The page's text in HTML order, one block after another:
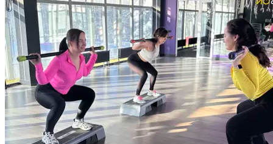
Подготовленные спортсмены могут выполнять несколько
циклов за одну тренировку, новичкам может хватить одного
цикла. В протокол Табата можно включать динамичные
упражнения из разных видов спорта: легкой атлетики,
велоспорта, бокса, плавания, тяжелой атлетики.